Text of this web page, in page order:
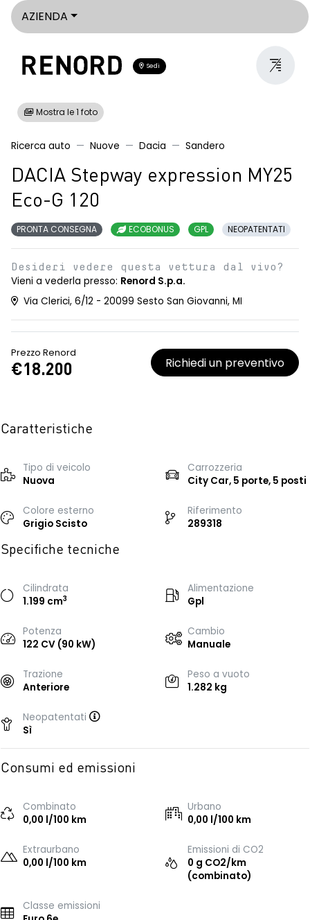
AZIENDA
Sedi
Mostra le 1 foto
Ricerca auto Nuove Dacia Sandero
DACIA Stepway expression MY25
Eco-G 120
PRONTA CONSEGNA ECOBONUS GPL NEOPATENTATI
Desideri vedere questa vettura dal vivo?
Vieni a vederla presso: Renord S.p.a.
Via Clerici, 6/12 - 20099 Sesto San Giovanni, MI
Prezzo Renord
€18.200 Richiedi un preventivo
Caratteristiche
Tipo di veicolo
Nuova
Carrozzeria
City Car, 5 porte, 5 posti
Colore esterno
Grigio Scisto
Riferimento
289318
Specifiche tecniche
Cilindrata
1.199 cm3
Alimentazione
Gpl
Potenza
122 CV (90 kW)
Cambio
Manuale
Trazione
Anteriore
Peso a vuoto
1.282 kg
Neopatentati
Sì
Consumi ed emissioni
Combinato
0,00 l/100 km
Urbano
0,00 l/100 km
Extraurbano
0,00 l/100 km
Emissioni di CO2
0 g CO2/km
(combinato)
Classe emissioni